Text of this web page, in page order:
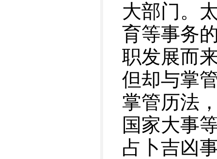
大部门。
育等事务
职发展而
但却与掌
掌管历法
国家大事
占卜吉凶